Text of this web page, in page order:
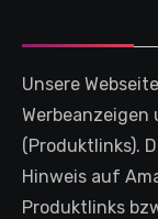
Unsere
(Produktlinks).
Hinweis auf
Produktlinks